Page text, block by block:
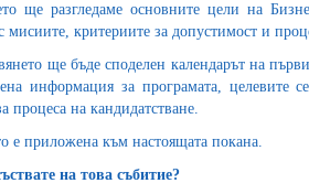
ще разгледаме основните цели на
мисиите, критериите за допустимост и
ще бъде споделен календарът на
информация за програмата, целевите
процеса на кандидатстване.
е приложена към настоящата покана.
на това събитие?